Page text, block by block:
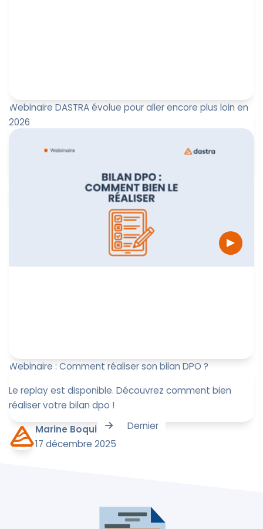
Webinaire DASTRA évolue pour aller encore plus loin en
2026
Le replay de notre webinaire : DASTRA évolue pour aller
Marine Boquien
Webinaire : Comment réaliser son bilan DPO ?
Le replay est disponible. Découvrez comment bien
réaliser votre bilan dpo !
Marine Boquien
17 décembre 2025
Dernier